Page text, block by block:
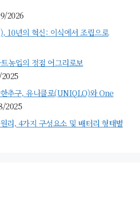
2026
10년의 혁신: 이식에서 조립으로
농업의 정점 어그리로보
추구, 유니클로(UNIQLO)와 One
2025
리, 4가지 구성요소 및 배터리 형태별